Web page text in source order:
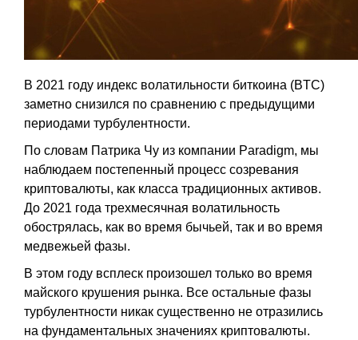
В 2021 году индекс волатильности биткоина (BTC)
заметно снизился по сравнению с предыдущими
периодами турбулентности.
По словам Патрика Чу из компании Paradigm, мы
наблюдаем постепенный процесс созревания
криптовалюты, как класса традиционных активов.
До 2021 года трехмесячная волатильность
обострялась, как во время бычьей, так и во время
медвежьей фазы.
В этом году всплеск произошел только во время
майского крушения рынка. Все остальные фазы
турбулентности никак существенно не отразились
на фундаментальных значениях криптовалюты.